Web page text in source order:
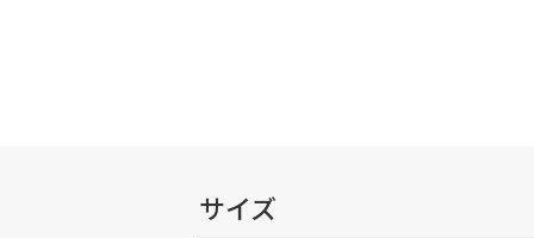
サイズ